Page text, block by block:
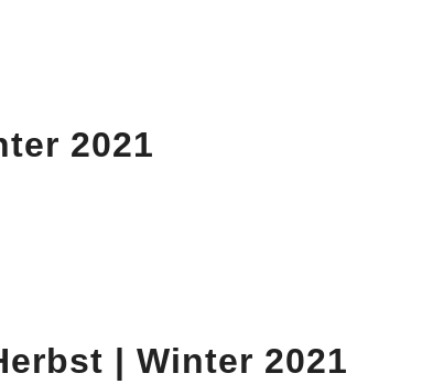
2021
| Winter 2021